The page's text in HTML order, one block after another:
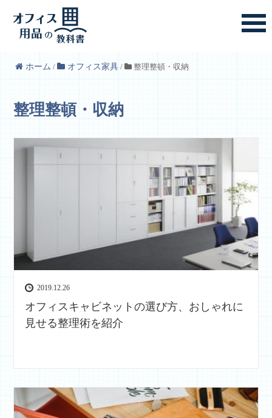
ホーム / オフィス家具 / 整理整頓・収納
整理整頓・収納
2019.12.26
オフィスキャビネットの選び方、おしゃれに
見せる整理術を紹介